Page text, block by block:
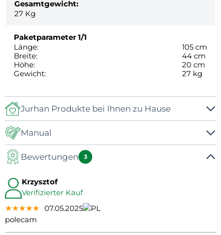
Gesamtgewicht:
27 Kg
Paketparameter1/1
Länge:
105 cm
Breite:
44 cm
Höhe:
20 cm
Gewicht:
27 kg
Jurhan Produkte bei Ihnen zu Hause
Manual
Manual
Bewertungen 3
Krzysztof
Verifizierter Kauf
★★★★★
★★★★★
★★★★★ 07.05.2025
polecam